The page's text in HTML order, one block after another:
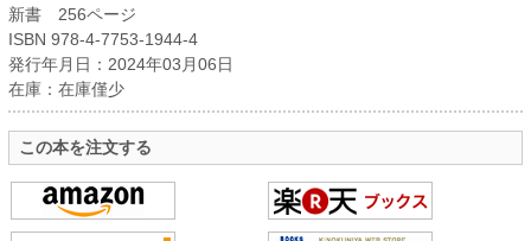
新書 256ページ
ISBN 978-4-7753-1944-4
発行年月日：2024年03月06日
在庫：在庫僅少
この本を注文する